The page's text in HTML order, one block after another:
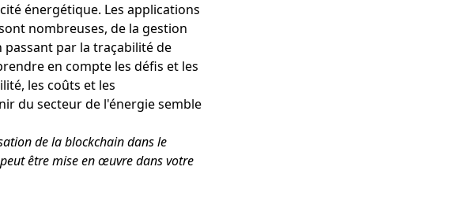
énergétique. Les applications
nombreuses, de la gestion
par la traçabilité de
en compte les défis et les
les coûts et les
du secteur de l'énergie semble
de la blockchain dans le
être mise en œuvre dans votre